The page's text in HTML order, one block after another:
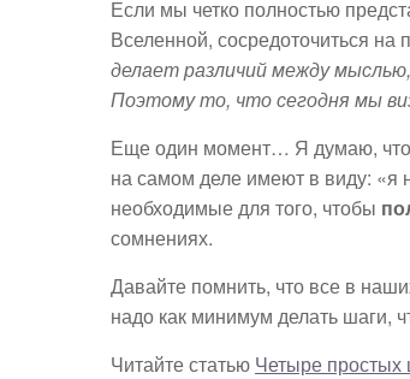
Если мы четко полностью
Вселенной, сосредоточиться на
делает различий между
Поэтому то, что сегодня мы
Еще один момент… Я думаю, что
на самом деле имеют в виду: «я
необходимые для того, чтобы
сомнениях.
Давайте помнить, что все в
надо как минимум делать шаги,
Читайте статью Четыре простых